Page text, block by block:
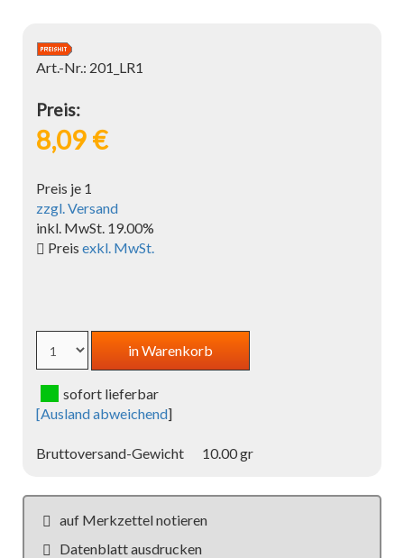
Art.-Nr.: 201_LR1
Preis:
8,09 €
Preis je 1
zzgl. Versand
inkl. MwSt. 19.00%
Preis exkl. MwSt.
sofort lieferbar
[Ausland abweichend]
Bruttoversand-Gewicht 10.00 gr
auf Merkzettel notieren
Datenblatt ausdrucken